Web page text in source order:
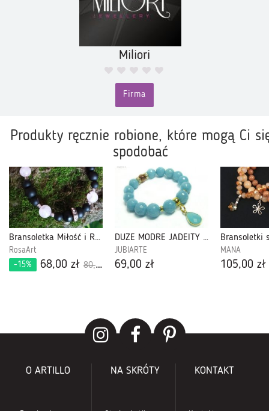
Miliori
Firma
Produkty ręcznie robione, które mogą Ci
spodobać
Bransoletka Miłość i Równowaga
RosaArt
-15%
68,00 zł 80,00 zł
DUŻE MODRE JADEITY elastyczna bransoletka
JUBIARTE
69,00 zł
MANA
105,00 zł
O ARTILLO NA SKRÓTY KONTAKT